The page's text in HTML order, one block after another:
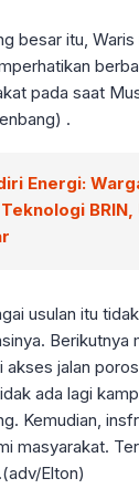
besar itu,
pada saat
.
Energi:
BRIN,
usulan itu
Berikutnya
jalan
ada lagi
Kemudian,
masyarakat.
Elton)